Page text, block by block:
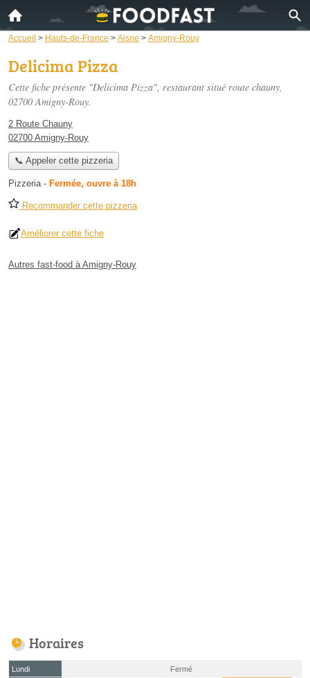
Accueil > Hauts-de-France > Aisne > Amigny-Rouy
Delicima Pizza
Cette fiche présente "Delicima Pizza", restaurant situé route chauny,
02700 Amigny-Rouy.
2 Route Chauny
02700 Amigny-Rouy
📞 Appeler cette pizzeria
Pizzeria- Fermée, ouvre à 18h
Recommander cette pizzeria
Améliorer cette fiche
Autres fast-food à Amigny-Rouy
Horaires
Lundi
Fermé